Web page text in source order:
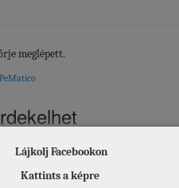
meglépett.
Lájkolj Facebookon
Kattints a képre